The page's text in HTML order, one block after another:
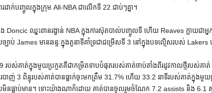
ដាក់បញ្ចូលក្នុងក្រុម All-NBA ជាលើកទី 22 ជាប់ៗគ្នា។
Doncic ឈ្នះពានរង្វាន់ NBA ក្នុងការស៊ុតបាល់បញ្ចូលទី ហើយ Reaves ក្លាយជា
បាប់ James មានឆន្ទៈក្នុងតួនាទីគាំទ្រជាជម្រើសទី 3 នៅក្នុងបទល្មើសរបស់ Lakers
របស់គាត់ក្នុងមួយប្រកួតគឺជាកម្រិតទាបបំផុតរបស់គាត់ចាប់តាំងពីរដូវកាលថ្មីរបស់គាត់
របាញ់ 3 ពិន្ទុរបស់គាត់បានធ្លាក់ចុះមកត្រឹម 31.7% ហើយ 33.2 នាទីរបស់គាត់ក្នុង
មិនធ្លាប់មាន។ ទោះយ៉ាងណាក៏ដោយ គាត់បានចូលរួមចំណែក 7.2 assists និង 6.1 ស្